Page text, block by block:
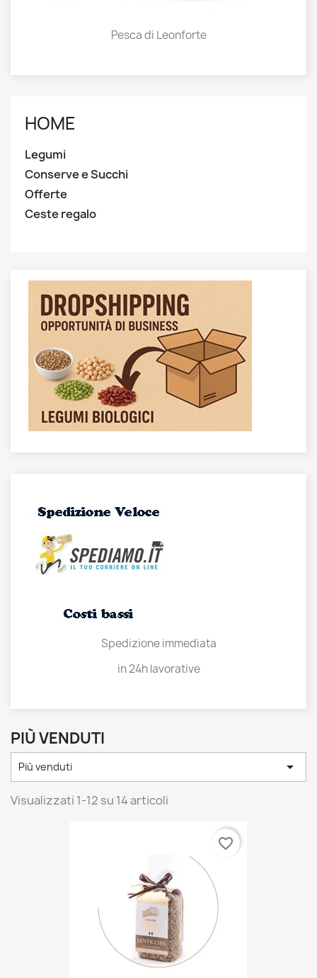
Pesca di Leonforte
HOME
Legumi
Conserve e Succhi
Offerte
Ceste regalo
Spedizione immediata
in 24h lavorative
PIÙ VENDUTI
Più venduti 
Visualizzati 1-12 su 14 articoli
favorite_border